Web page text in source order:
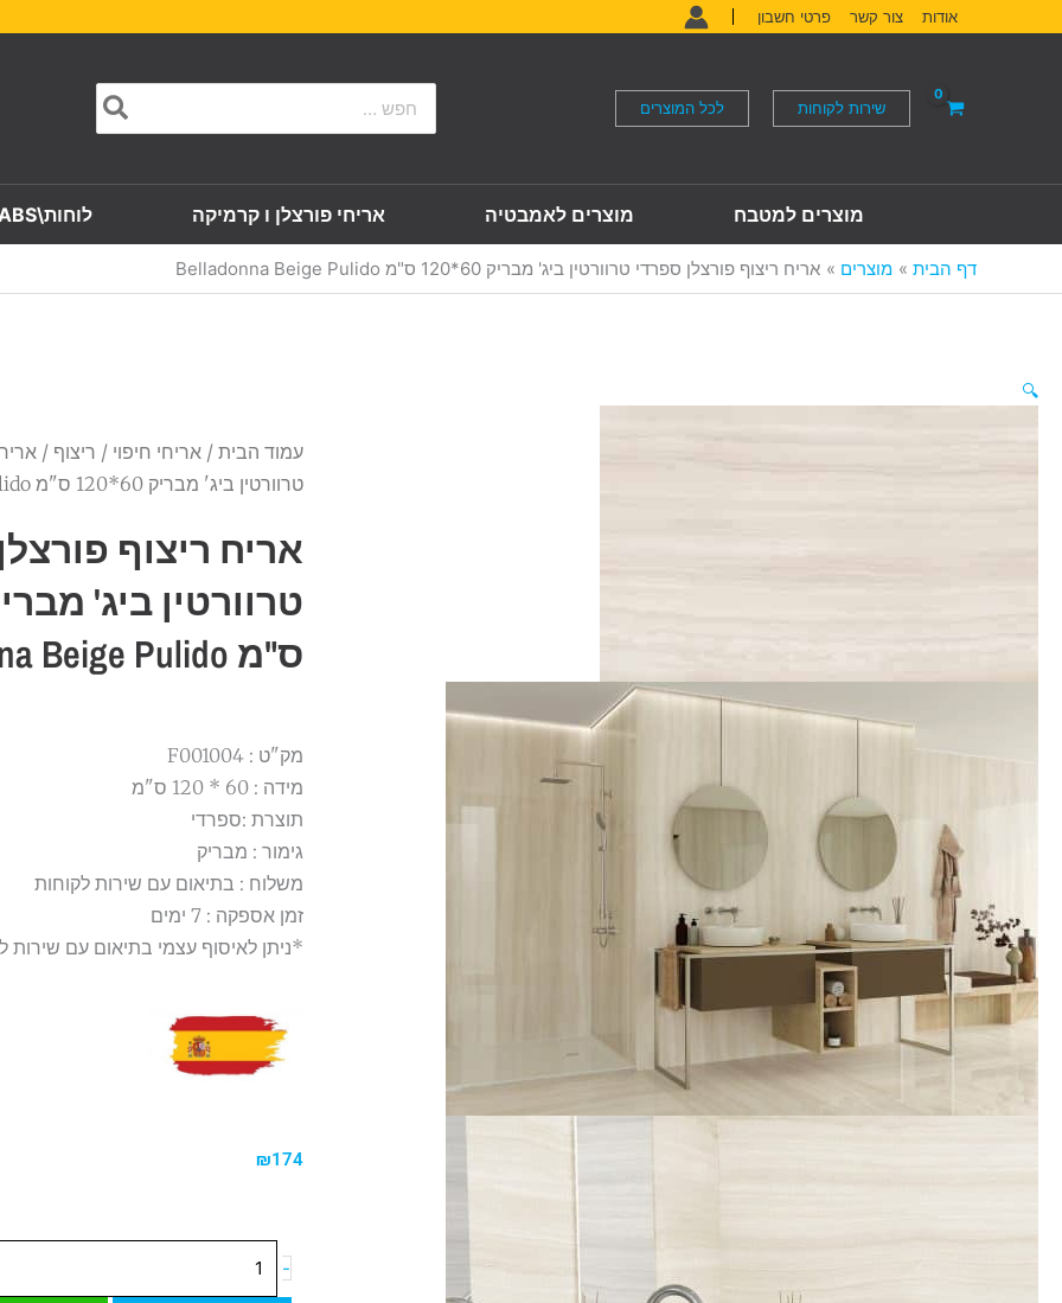
לתוכן
אודות צור קשר פרטי חשבון
שירות לקוחות לכל המוצרים
for:
מוצרים למטבח מוצרים לאמבטיה אריחי פורצלן ו קרמיקה לוחות\SLABS
דף הבית מוצרים אריח ריצוף פורצלן ספרדי טרוורטין ביג' מבריק 60*120 ס"מ Belladonna Beige Pulido
🔍
עמוד הבית / אריחי חיפוי / ריצוף /
טרוורטין ביג' מבריק 60*120 ס"מ Belladonna Beige Pulido
אריח ריצוף
ס"מ Belladonna Beige Pulido
מק"ט : F001004
מידה : 60 * 120 ס"מ
תוצרת :ספרדי
גימור : מבריק
משלוח : בתיאום עם שירות לקוחות
זמן אספקה : 7 ימים
*ניתן לאיסוף עצמי בתיאום עם שירות
₪174
-
של